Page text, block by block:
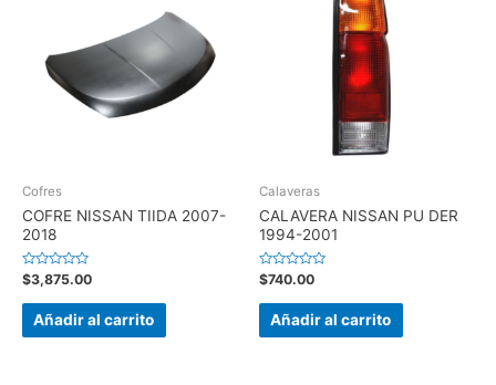
Cofres
COFRE NISSAN TIIDA 2007-
2018
Valorado
en
0
$3,875.00
Añadir al carrito
Calaveras
CALAVERA NISSAN PU DER
1994-2001
Valorado
en
0
$740.00
Añadir al carrito